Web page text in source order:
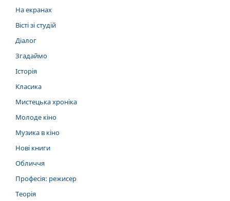
На екранах
Вісті зі студій
Діалог
Згадаймо
Історія
Класика
Мистецька хроніка
Молоде кіно
Музика в кіно
Нові книги
Обличчя
Професія: режисер
Теорія